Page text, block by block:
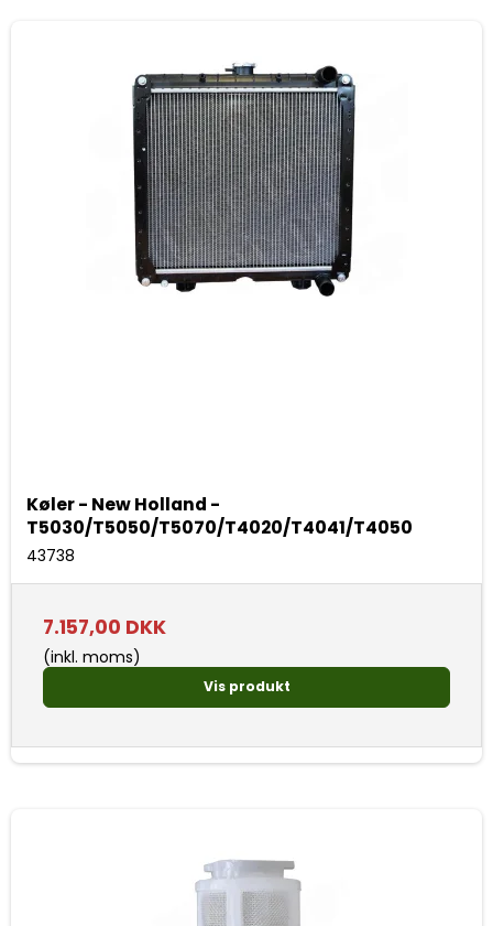
Køler - New Holland -
T5030/T5050/T5070/T4020/T4041/T4050
43738
7.157,00 DKK
(inkl. moms)
Vis produkt